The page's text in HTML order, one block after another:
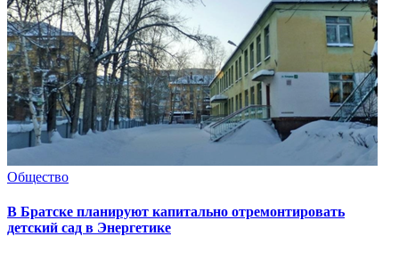
Общество
В Братске планируют капитально отремонтировать
детский сад в Энергетике